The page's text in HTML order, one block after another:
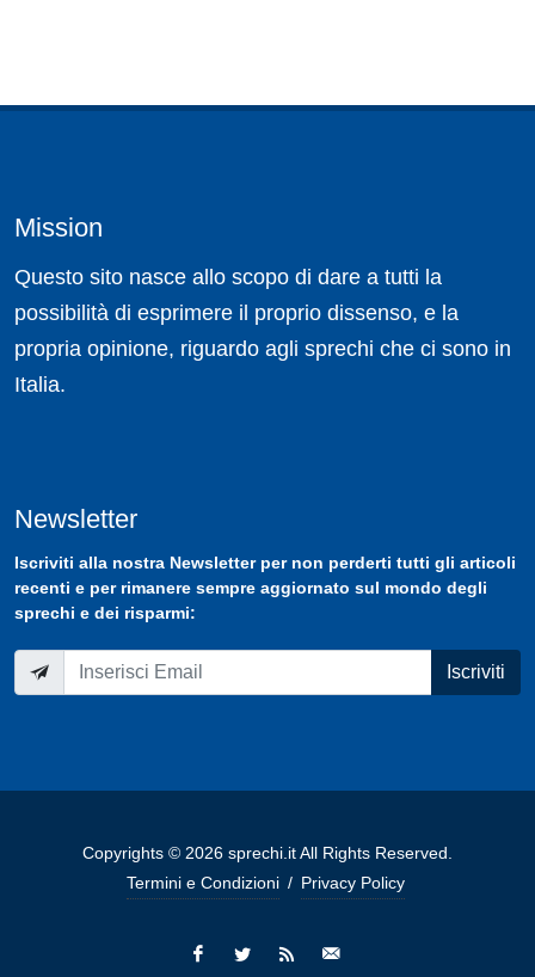
Mission
Questo sito nasce allo scopo di dare a tutti la
possibilità di esprimere il proprio dissenso, e la
propria opinione, riguardo agli sprechi che ci sono in
Italia.
Newsletter
Iscriviti alla nostra Newsletterper non perderti tutti gli articoli
recenti e per rimanere sempre aggiornato sul mondo degli
sprechi e dei risparmi:
Iscriviti
Copyrights © 2026 sprechi.it All Rights Reserved.
Termini e Condizioni / Privacy Policy